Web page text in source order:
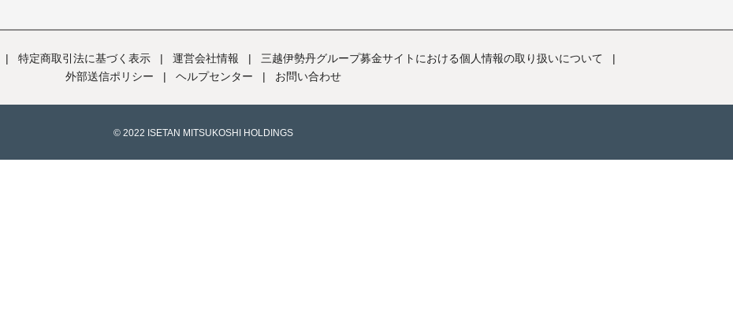
| 特定商取引法に基づく表示 | 運営会社情報 | 三越伊勢丹グループ募金サイトにおける個人情報の取り扱いについて
|
外部送信ポリシー
| ヘルプセンター | お問い合わせ
© 2022 ISETAN MITSUKOSHI HOLDINGS